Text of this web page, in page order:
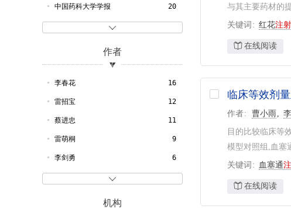
安全性 26
制剂 25
合理用药 24
黄连 23
寄生虫 23
兽药 21

中国药科大学学报 20
中华中医药学刊 15
青海畜牧兽医杂志 15
中国兽药杂志 13
畜牧兽医科技信息 11
养殖技术顾问 10
中兽医医药杂志 9
中国兽医杂志 8
作者

李春花 16
雷招宝 12
蔡进忠 11
雷萌桐 9
李剑勇 6
机构
与其主要药材的
关键词 红花注
在线阅读
临床等效剂
作者 曹小雨
目的比较临床等
模型对照组,血塞
关键词 血塞通
在线阅读